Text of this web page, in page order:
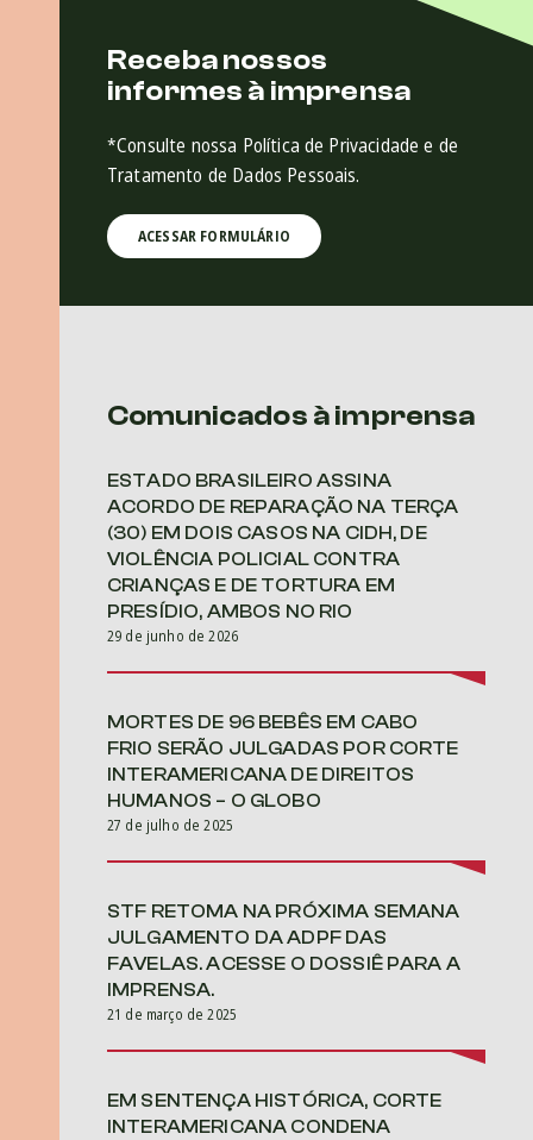
Receba nossos
informes à imprensa
*Consulte nossa Política de Privacidade e de
Tratamento de Dados Pessoais.
ACESSAR FORMULÁRIO
Comunicados à imprensa
ESTADO BRASILEIRO ASSINA
ACORDO DE REPARAÇÃO NA TERÇA
(30) EM DOIS CASOS NA CIDH, DE
VIOLÊNCIA POLICIAL CONTRA
CRIANÇAS E DE TORTURA EM
PRESÍDIO, AMBOS NO RIO
29 de junho de 2026
MORTES DE 96 BEBÊS EM CABO
FRIO SERÃO JULGADAS POR CORTE
INTERAMERICANA DE DIREITOS
HUMANOS – O GLOBO
27 de julho de 2025
STF RETOMA NA PRÓXIMA SEMANA
JULGAMENTO DA ADPF DAS
FAVELAS. ACESSE O DOSSIÊ PARA A
IMPRENSA.
21 de março de 2025
EM SENTENÇA HISTÓRICA, CORTE
INTERAMERICANA CONDENA